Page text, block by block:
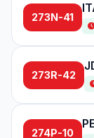
273N-41
273R-42
274P-10